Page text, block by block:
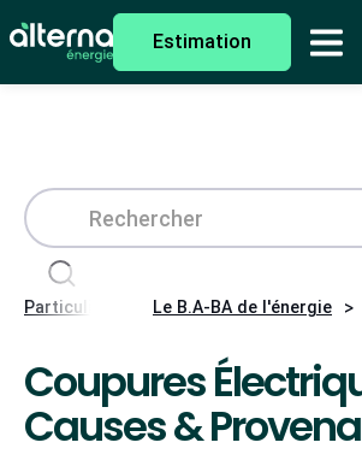
Estimation
Particuliers Le B.A-BA de l'énergie >
Coupures
Causes &